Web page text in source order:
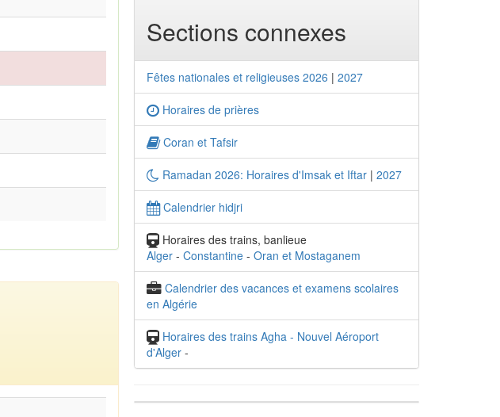
Sections connexes
Fêtes nationales et religieuses 2026 | 2027
Horaires de prières
Coran et Tafsir
Ramadan 2026: Horaires d'Imsak et Iftar | 2027
Calendrier hidjri
Horaires des trains, banlieue
Alger - Constantine - Oran et Mostaganem
Calendrier des vacances et examens scolaires
en Algérie
Horaires des trains Agha - Nouvel Aéroport
d'Alger -